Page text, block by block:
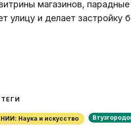
магазинов,
улицу и делает застройку
НИИ: Наука и искусство